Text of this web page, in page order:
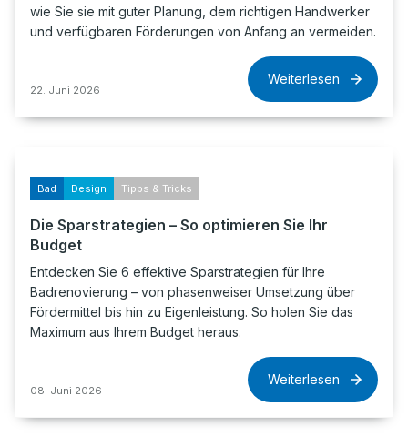
wie Sie sie mit guter Planung, dem richtigen Handwerker
und verfügbaren Förderungen von Anfang an vermeiden.
22. Juni 2026
Weiterlesen
Bad Design Tipps & Tricks
Die Sparstrategien – So optimieren Sie Ihr
Budget
Entdecken Sie 6 effektive Sparstrategien für Ihre
Badrenovierung – von phasenweiser Umsetzung über
Fördermittel bis hin zu Eigenleistung. So holen Sie das
Maximum aus Ihrem Budget heraus.
08. Juni 2026
Weiterlesen